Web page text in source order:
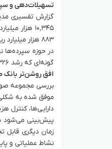
تسهیلات‌دهی و
۱۰,۳۴۵
۸۸۳ هزار میلیارد ریال نگهداری شده تا پوشش مناسب ریسک حفظ شود.
گونه‌ای که رشد ۴,۳۲۶ هزار میلیارد ریالی سپرده‌های غیرهزینه‌زا نیز امتیازی مهم برای کاهش هزینه پول محسوب می‌شود.
افق روشن‌تر بانک
موفق شده به
دارایی‌ها، کنترل
زمان دیگری قابل
نشاط عملیاتی و